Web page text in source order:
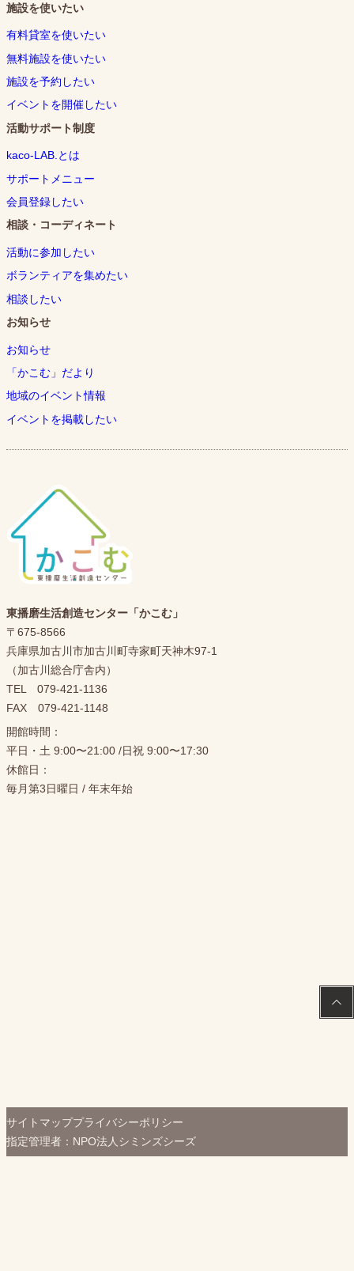
施設を使いたい
有料貸室を使いたい
無料施設を使いたい
施設を予約したい
イベントを開催したい
活動サポート制度
kaco-LAB.とは
サポートメニュー
会員登録したい
相談・コーディネート
活動に参加したい
ボランティアを集めたい
相談したい
お知らせ
お知らせ
「かこむ」だより
地域のイベント情報
イベントを掲載したい
東播磨生活創造センター「かこむ」
〒675-8566
兵庫県加古川市加古川町寺家町天神木97-1
（加古川総合庁舎内）
TEL 079-421-1136
FAX 079-421-1148
開館時間：
平日・土 9:00〜21:00 /日祝 9:00〜17:30
休館日：
毎月第3日曜日 / 年末年始
サイトマッププライバシーポリシー
指定管理者：NPO法人シミンズシーズ
TOP